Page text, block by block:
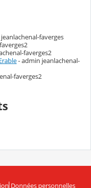
faverges
faverges2
- admin jeanlachenal-
faverges2
Données personnelles